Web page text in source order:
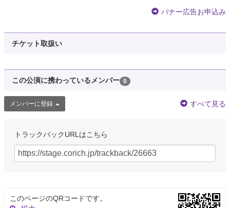
バナー広告お申込み
チケット取扱い
この公演に携わっているメンバー 0
メンバーに登録 すべて見る
トラックバックURLはこちら
このページのQRコードです。